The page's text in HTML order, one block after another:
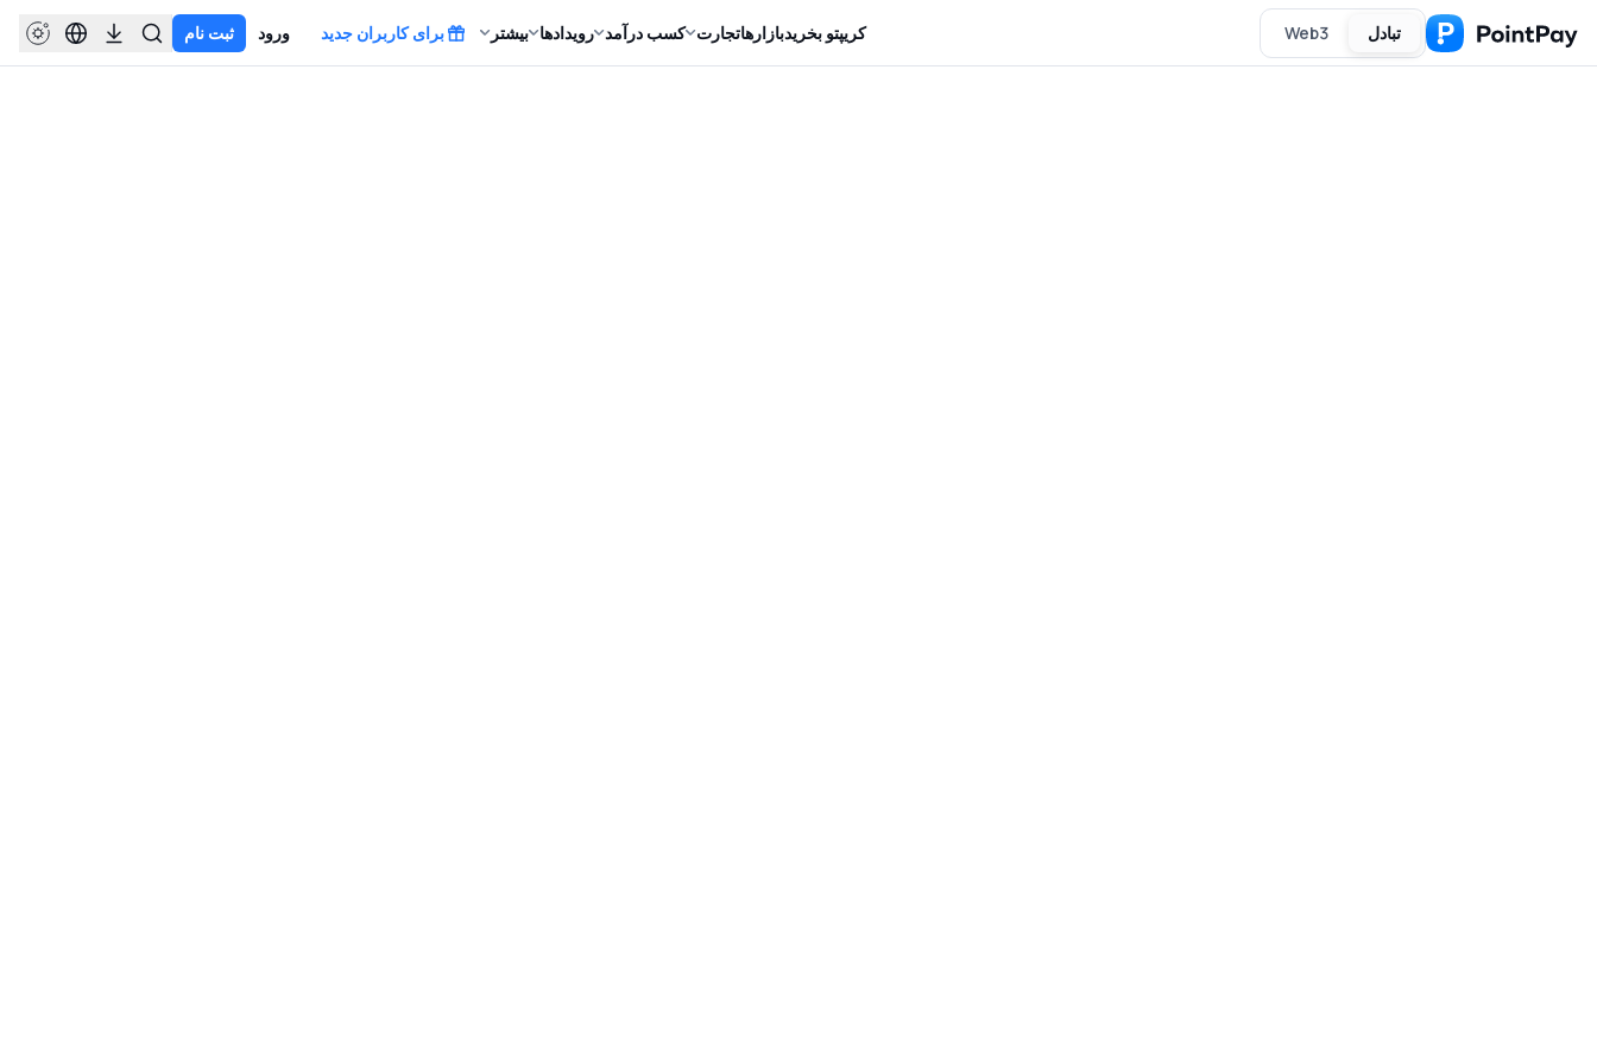
تبادل Web3 کریپتو بخریدبازارهاتجارت کسب درآمد رویدادها بیشتر برای کاربران جدید ورود ثبت نام